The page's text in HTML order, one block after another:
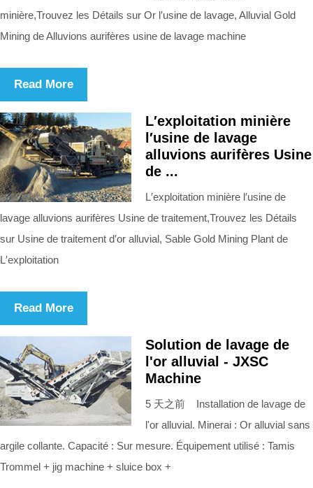
minière,Trouvez les Détails sur Or l′usine de lavage, Alluvial Gold
Mining de Alluvions aurifères usine de lavage machine
Read More
L′exploitation minière
l′usine de lavage
alluvions aurifères Usine
de ...
L′exploitation minière l′usine de
lavage alluvions aurifères Usine de traitement,Trouvez les Détails
sur Usine de traitement d′or alluvial, Sable Gold Mining Plant de
L′exploitation
Read More
Solution de lavage de
l'or alluvial - JXSC
Machine
5 天之前 Installation de lavage de
l'or alluvial. Minerai : Or alluvial sans
argile collante. Capacité : Sur mesure. Équipement utilisé : Tamis
Trommel + jig machine + sluice box +